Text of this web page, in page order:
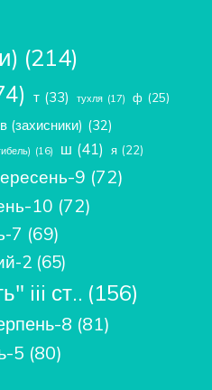
(214)
т (33) тухля (17) ф (25)
(захисники) (32)
(16) ш (41) я (22)
9 (72)
10 (72)
7 (69)
2 (65)
iii ст.. (156)
8 (81)
5 (80)